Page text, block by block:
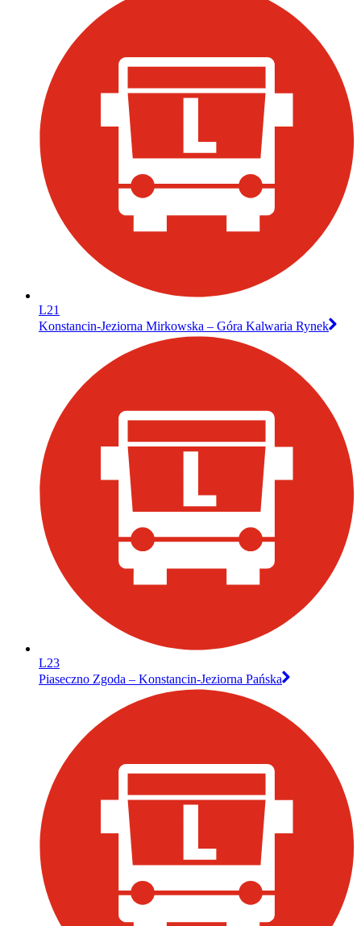
L21
Konstancin-Jeziorna Mirkowska – Góra Kalwaria Rynek
L23
Piaseczno Zgoda – Konstancin-Jeziorna Pańska